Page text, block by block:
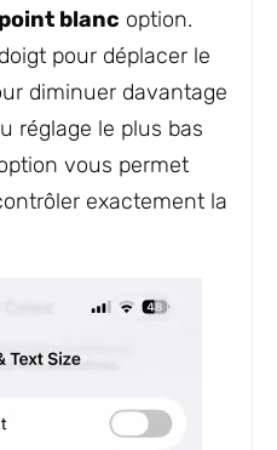
blanc option.
pour déplacer le
diminuer davantage
réglage le plus bas
vous permet
exactement la